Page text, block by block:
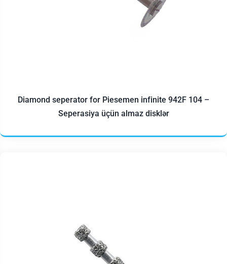
Diamond seperator for Piesemen infinite 942F 104 –
Seperasiya üçün almaz disklər